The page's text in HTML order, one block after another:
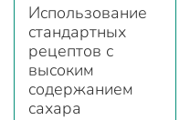
Использование
стандартных
рецептов с
высоким
содержанием
сахара